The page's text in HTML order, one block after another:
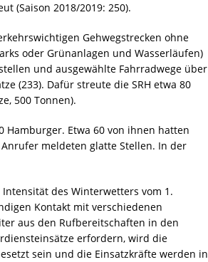
(Saison 2018/2019: 250).
Gehwegstrecken ohne
oder Grünanlagen und Wasserläufen)
und ausgewählte Fahrradwege über
(233). Dafür streute die SRH etwa 80
500 Tonnen).
Hamburger. Etwa 60 von ihnen hatten
meldeten glatte Stellen. In der
des Winterwetters vom 1.
Kontakt mit verschiedenen
aus den Rufbereitschaften in den
erfordern, wird die
sein und die Einsatzkräfte werden in